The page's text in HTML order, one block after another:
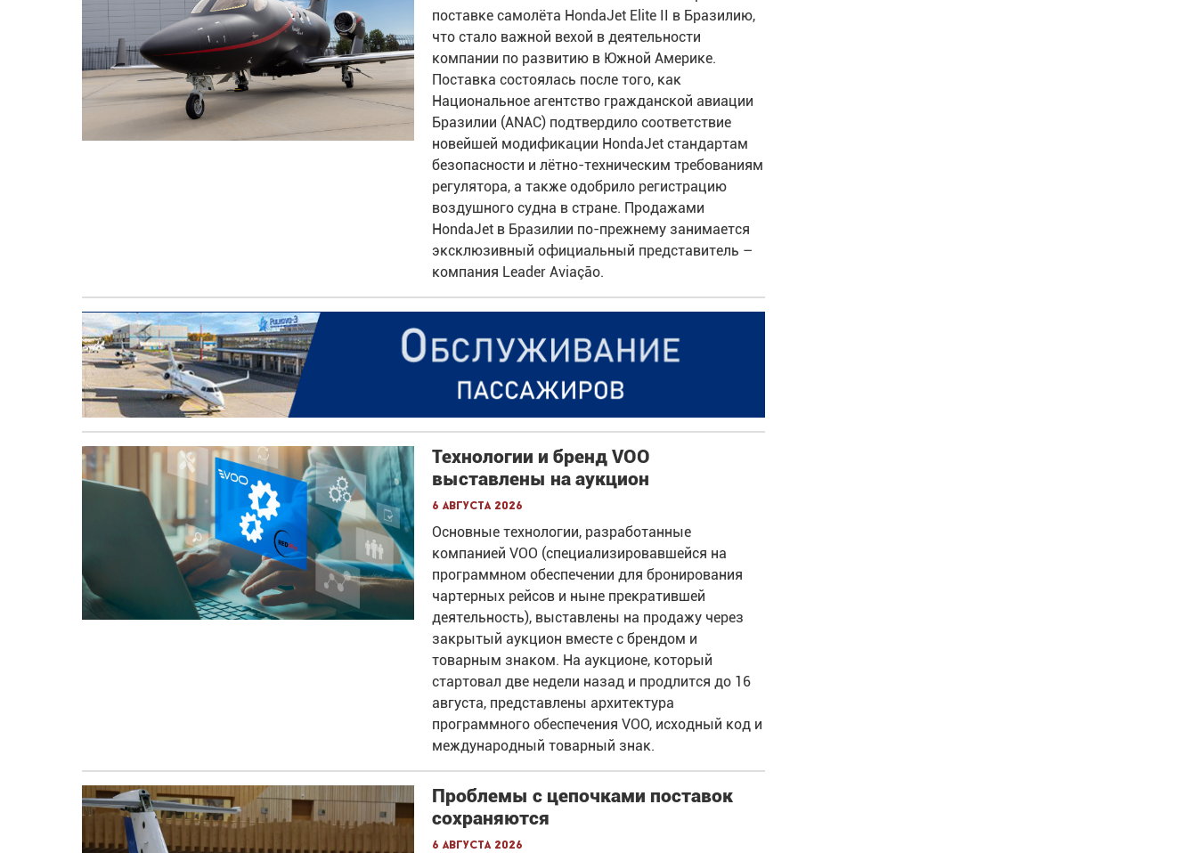
поставке самолёта HondaJet Elite II в Бразилию,
что стало важной вехой в деятельности
компании по развитию в Южной Америке.
Поставка состоялась после того, как
Национальное агентство гражданской авиации
Бразилии (ANAC) подтвердило соответствие
новейшей модификации HondaJet стандартам
безопасности и лётно-техническим требованиям
регулятора, а также одобрило регистрацию
воздушного судна в стране. Продажами
HondaJet в Бразилии по-прежнему занимается
эксклюзивный официальный представитель –
компания Leader Aviação.
Технологии и бренд VOO
выставлены на аукцион
6 августа 2026
Основные технологии, разработанные
компанией VOO (специализировавшейся на
программном обеспечении для бронирования
чартерных рейсов и ныне прекратившей
деятельность), выставлены на продажу через
закрытый аукцион вместе с брендом и
товарным знаком. На аукционе, который
стартовал две недели назад и продлится до 16
августа, представлены архитектура
программного обеспечения VOO, исходный код и
международный товарный знак.
Проблемы с цепочками поставок
сохраняются
6 августа 2026